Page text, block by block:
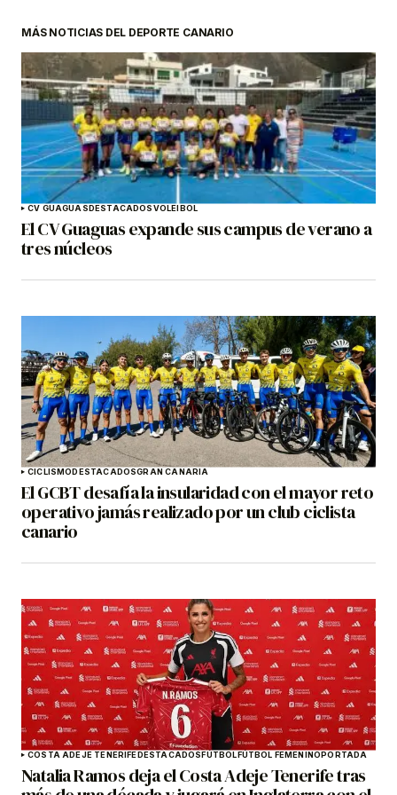
MÁS NOTICIAS DEL DEPORTE CANARIO
CV GUAGUASDESTACADOSVOLEIBOL
El CV Guaguas expande sus campus de verano a
tres núcleos
CICLISMODESTACADOSGRAN CANARIA
El GCBT desafía la insularidad con el mayor reto
operativo jamás realizado por un club ciclista
canario
COSTA ADEJE TENERIFEDESTACADOSFÚTBOLFÚTBOL FEMENINOPORTADA
Natalia Ramos deja el Costa Adeje Tenerife tras